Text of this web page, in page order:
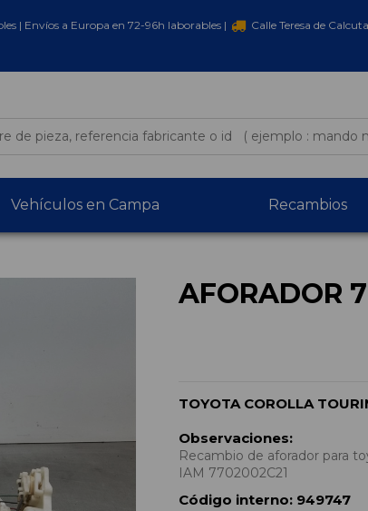
| Envíos a Europa en 72-96h laborables |
Calle Teresa de
Vehículos en Campa Recambios
AFORADOR
TOYOTA COROLLA
Observaciones:
Recambio de aforador para
IAM 7702002C21
Código interno: 949747